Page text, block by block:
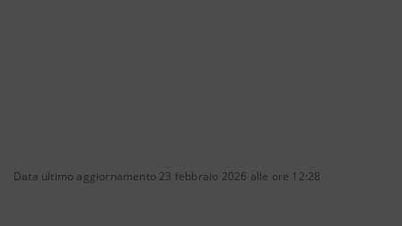
Data ultimo aggiornamento 23 febbraio 2026 alle ore 12:28